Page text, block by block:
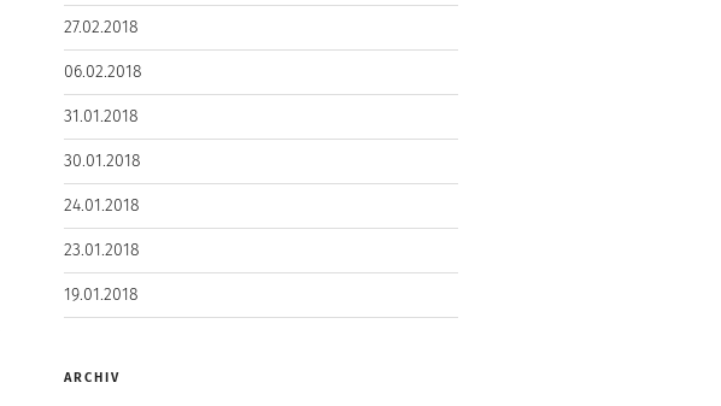
27.02.2018
06.02.2018
31.01.2018
30.01.2018
24.01.2018
23.01.2018
19.01.2018
ARCHIV